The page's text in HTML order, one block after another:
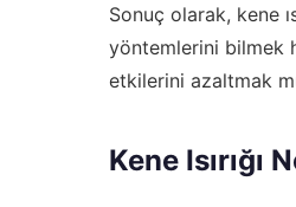
Sonuç olarak, kene
yöntemlerini bilmek
etkilerini azaltmak
Kene Isırığı